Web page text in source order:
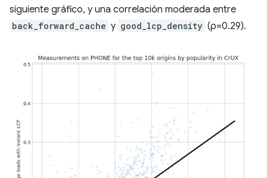
siguiente gráfico, y una correlación moderada entre
back_forward_cache y good_lcp_density (ρ=0.29).